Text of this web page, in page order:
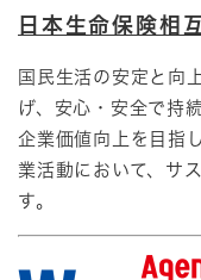
日本生命保険相
国民生活の安定と向
げ、​安心・安全で持
企業価値向上を目指
業活動において、サ
す。​